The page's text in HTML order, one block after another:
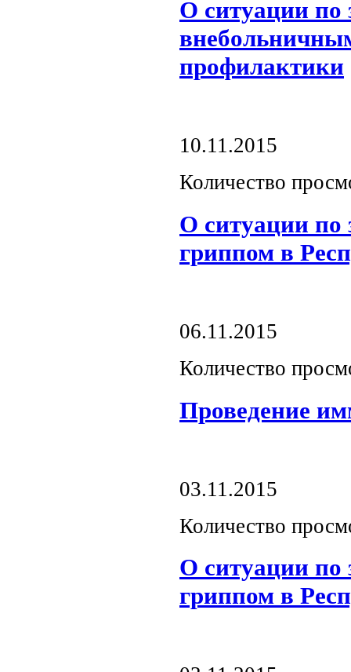
О ситуации по
профилактики
10.11.2015
Количество
О ситуации по
гриппом в
06.11.2015
Количество
Проведение
03.11.2015
Количество
О ситуации по
гриппом в